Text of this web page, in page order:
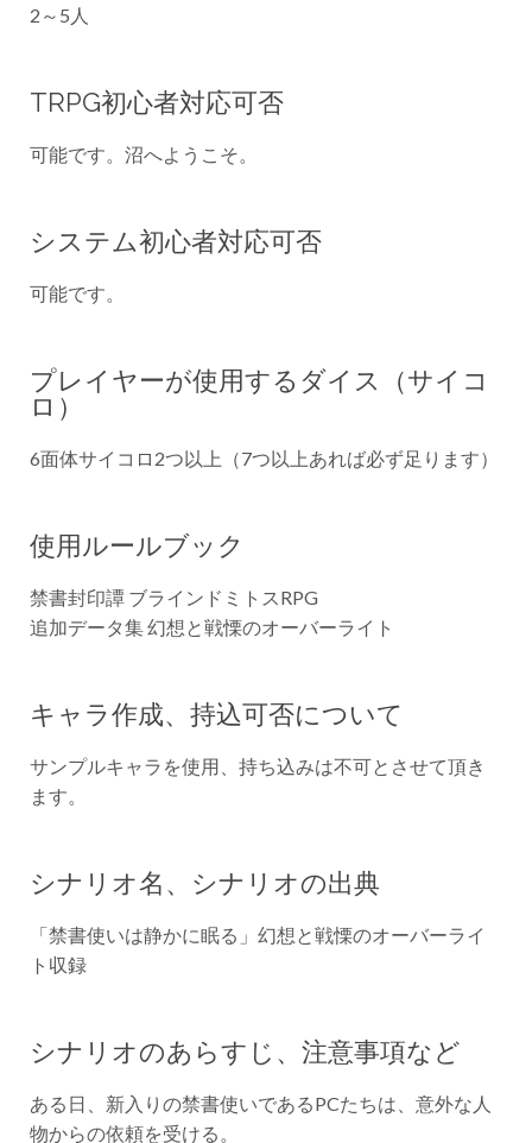
2～5人
TRPG初心者対応可否
可能です。沼へようこそ。
システム初心者対応可否
可能です。
プレイヤーが使用するダイス（サイコ
ロ）
6面体サイコロ2つ以上（7つ以上あれば必ず足ります）
使用ルールブック
禁書封印譚 ブラインドミトスRPG
追加データ集 幻想と戦慄のオーバーライト
キャラ作成、持込可否について
サンプルキャラを使用、持ち込みは不可とさせて頂き
ます。
シナリオ名、シナリオの出典
「禁書使いは静かに眠る」幻想と戦慄のオーバーライ
ト収録
シナリオのあらすじ、注意事項など
ある日、新入りの禁書使いであるPCたちは、意外な人
物からの依頼を受ける。